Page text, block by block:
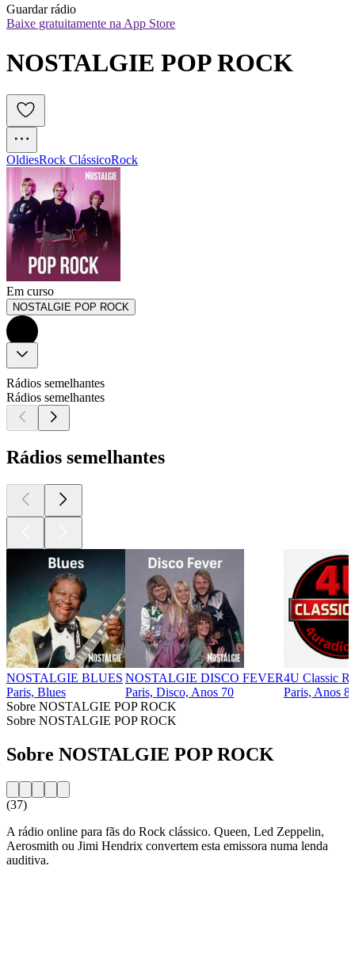
Guardar rádio
Baixe gratuitamente na App Store
NOSTALGIE POP ROCK
OldiesRock ClássicoRock
Em curso
NOSTALGIE POP ROCK
Rádios semelhantes
Rádios semelhantes
Rádios semelhantes
NOSTALGIE BLUES
Paris, Blues
NOSTALGIE DISCO FEVER
Paris, Disco, Anos 70
4U Classic
Paris, Anos
Sobre NOSTALGIE POP ROCK
Sobre NOSTALGIE POP ROCK
Sobre NOSTALGIE POP ROCK
(37)
A rádio online para fãs do Rock clássico. Queen, Led Zeppelin,
Aerosmith ou Jimi Hendrix convertem esta emissora numa lenda
auditiva.